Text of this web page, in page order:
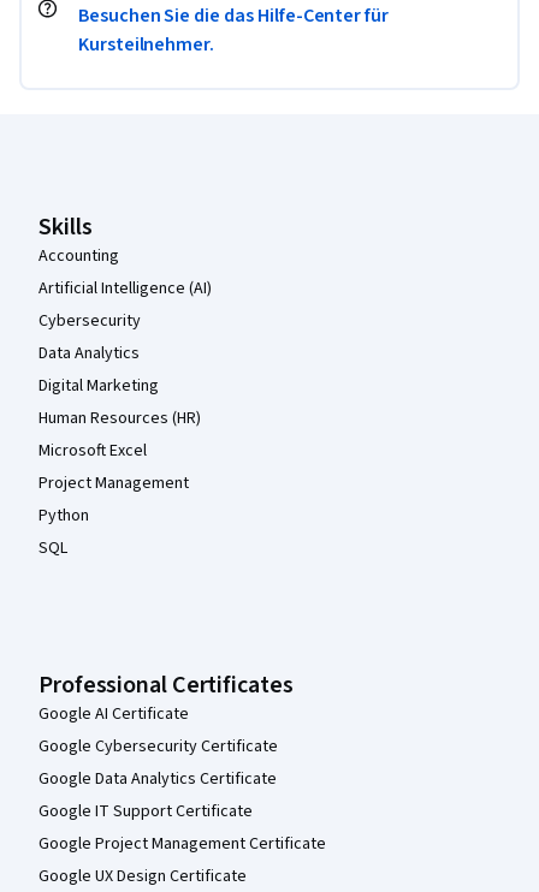
Besuchen Sie die das Hilfe-Center für
Kursteilnehmer.
Skills
Accounting
Artificial Intelligence (AI)
Cybersecurity
Data Analytics
Digital Marketing
Human Resources (HR)
Microsoft Excel
Project Management
Python
SQL
Professional Certificates
Google AI Certificate
Google Cybersecurity Certificate
Google Data Analytics Certificate
Google IT Support Certificate
Google Project Management Certificate
Google UX Design Certificate